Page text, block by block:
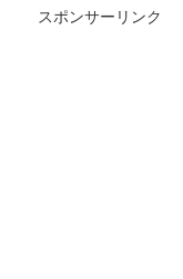
スポンサーリンク